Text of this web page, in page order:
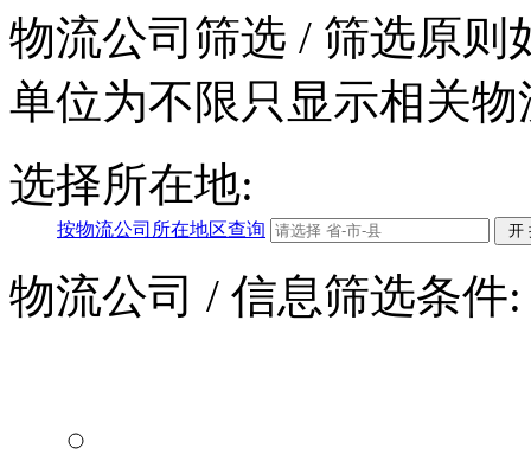
物流公司筛选 / 筛选原则
单位为不限只显示相关
选择所在地:
按物流公司所在地区查询
物流公司 / 信息筛选条件: